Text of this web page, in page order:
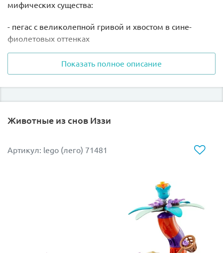
мифических существа:
- пегас с великолепной гривой и хвостом в сине-
фиолетовых оттенках
- добрый дракон с крыльями и хвостом
В комплект входит подставка в древнегреческом
Показать полное описание
Животные из снов Иззи
Артикул: lego (лего) 71481